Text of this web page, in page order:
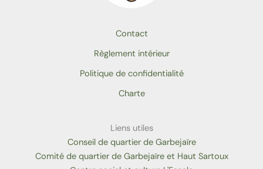
Contact
Règlement intérieur
Politique de confidentialité
Charte
Liens utiles
Conseil de quartier de Garbejaïre
Comité de quartier de Garbejaïre et Haut Sartoux